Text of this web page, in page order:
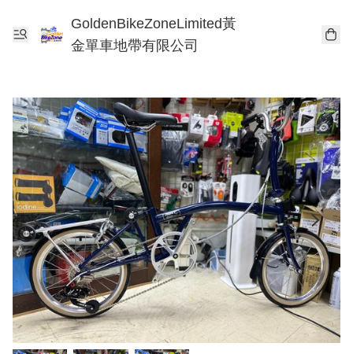
GoldenBikeZoneLimited黃
金單車地帶有限公司